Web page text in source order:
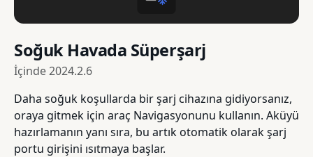
Soğuk Havada Süperşarj
İçinde2024.2.6
Daha soğuk koşullarda bir şarj cihazına gidiyorsanız,
oraya gitmek için araç Navigasyonunu kullanın. Aküyü
hazırlamanın yanı sıra, bu artık otomatik olarak şarj
portu girişini ısıtmaya başlar.